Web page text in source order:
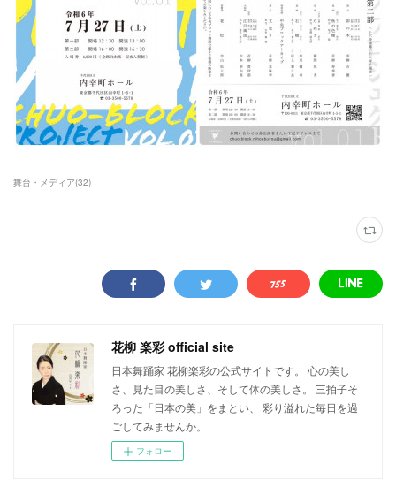
舞台・メディア(32)
花柳 楽彩 official site
日本舞踊家 花柳楽彩の公式サイトです。 心の美し
さ、見た目の美しさ、そして体の美しさ。 三拍子そ
ろった「日本の美」をまとい、 彩り溢れた毎日を過
ごしてみませんか。
フォロー